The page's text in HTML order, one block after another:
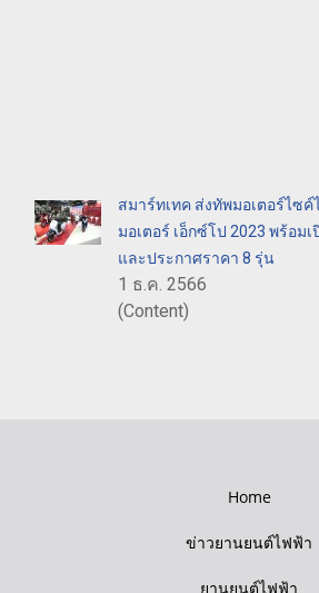
สมาร์ทเทค ส่งทัพมอเตอร์ไซ
มอเตอร์ เอ็กซ์โป 2023 พร้อมเ
และประกาศราคา 8 รุ่น
1 ธ.ค. 2566
(Content)
Home
ข่าวยานยนต์ไฟฟ้า
ยานยนต์ไฟฟ้า